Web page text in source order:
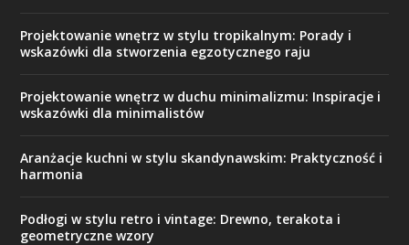
Projektowanie wnętrz w stylu tropikalnym: Porady i
wskazówki dla stworzenia egzotycznego raju
Projektowanie wnętrz w duchu minimalizmu: Inspiracje i
wskazówki dla minimalistów
Aranżacje kuchni w stylu skandynawskim: Praktyczność i
harmonia
Podłogi w stylu retro i vintage: Drewno, terakota i
geometryczne wzory